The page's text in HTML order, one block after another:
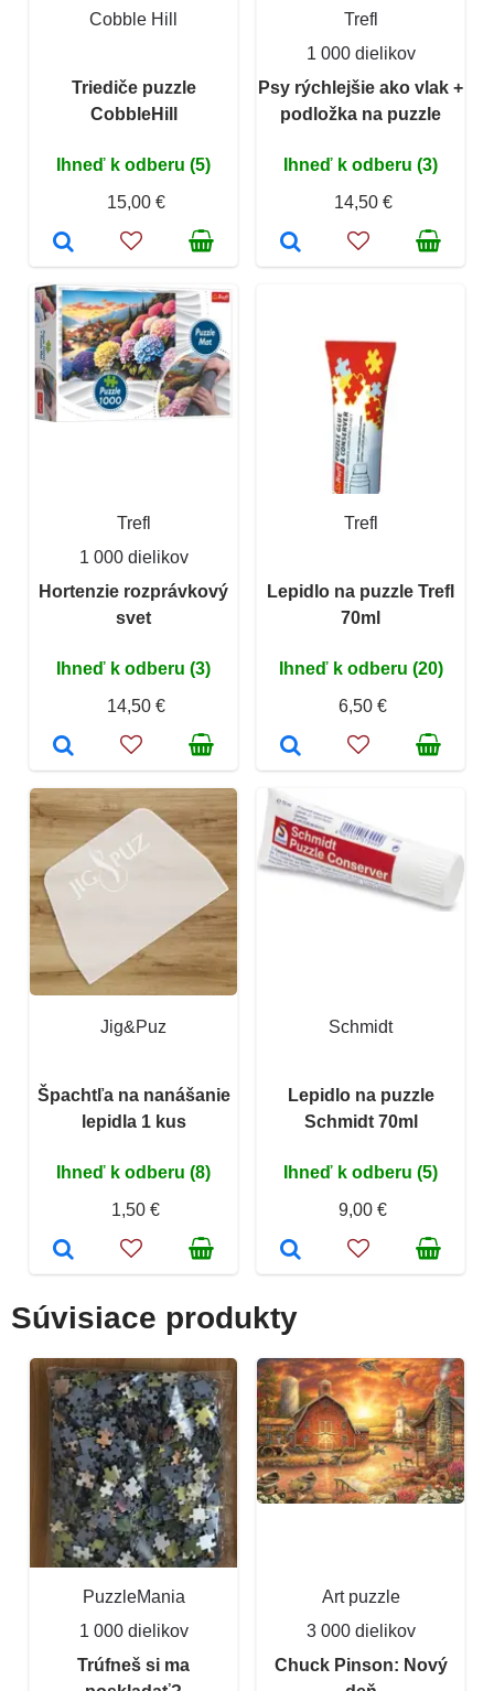
Cobble Hill
Triediče puzzle
CobbleHill
Ihneď k odberu (5)
15,00 €
Trefl
1 000 dielikov
Psy rýchlejšie ako vlak +
podložka na puzzle
Ihneď k odberu (3)
14,50 €
Trefl
1 000 dielikov
Hortenzie rozprávkový
svet
Ihneď k odberu (3)
14,50 €
Trefl
Lepidlo na puzzle Trefl
70ml
Ihneď k odberu (20)
6,50 €
Jig&Puz
Špachtľa na nanášanie
lepidla 1 kus
Ihneď k odberu (8)
1,50 €
Schmidt
Lepidlo na puzzle
Schmidt 70ml
Ihneď k odberu (5)
9,00 €
Súvisiace produkty
PuzzleMania
1 000 dielikov
Trúfneš si ma
Art puzzle
3 000 dielikov
Chuck Pinson: Nový